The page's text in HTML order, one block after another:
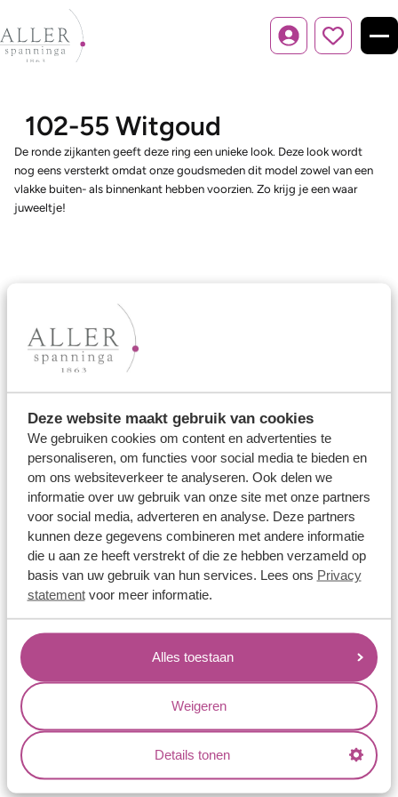
Deze website maakt gebruik van cookies
We gebruiken cookies om content en advertenties te
personaliseren, om functies voor social media te bieden en
om ons websiteverkeer te analyseren. Ook delen we
informatie over uw gebruik van onze site met onze partners
voor social media, adverteren en analyse. Deze partners
kunnen deze gegevens combineren met andere informatie
die u aan ze heeft verstrekt of die ze hebben verzameld op
basis van uw gebruik van hun services. Lees ons Privacy
statementvoor meer informatie.
Alles toestaan
Weigeren
Details tonen
Inloggen
102-55 Witgoud
De ronde zijkanten geeft deze ring een unieke look. Deze look wordt
nog eens versterkt omdat onze goudsmeden dit model zowel van een
vlakke buiten- als binnenkant hebben voorzien. Zo krijg je een waar
juweeltje!
Ons aanbod
Memoireringen
Verlovingsringen
Vriendschapsringen
Over ons
Aller Spanninga
Historie
Certificaten
Jouw voordelen
Conflictvrije Materialen
Oneindig veel mogelijkheden
Kwaliteit
Juweliers & Contact